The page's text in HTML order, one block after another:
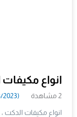
انواع
2 مشاهدة (5/3/2023)
انواع مكيفات الدكت